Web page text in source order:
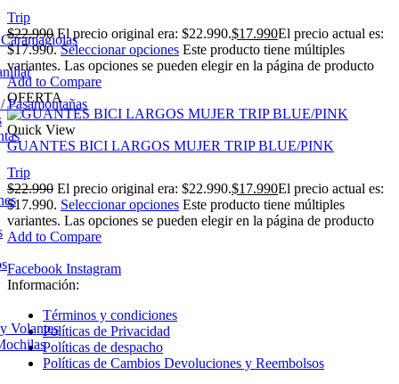
Pasamontañas
Volantes
Trip
$22.990 El precio original era: $22.990.$17.990El precio actual es:
$17.990. Seleccionar opciones Este producto tiene múltiples
variantes. Las opciones se pueden elegir en la página de producto
Add to Compare
OFERTA
Quick View
GUANTES BICI LARGOS MUJER TRIP BLUE/PINK
Trip
$22.990 El precio original era: $22.990.$17.990El precio actual es:
$17.990. Seleccionar opciones Este producto tiene múltiples
variantes. Las opciones se pueden elegir en la página de producto
Add to Compare
Facebook Instagram
Información:
Términos y condiciones
Políticas de Privacidad
Políticas de despacho
Políticas de Cambios Devoluciones y Reembolsos